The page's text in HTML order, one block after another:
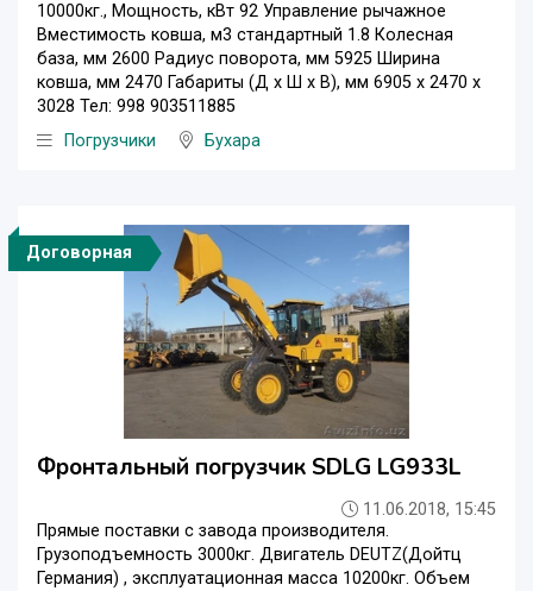
10000кг., Мощность, кВт 92 Управление рычажное
Вместимость ковша, м3 стандартный 1.8 Колесная
база, мм 2600 Радиус поворота, мм 5925 Ширина
ковша, мм 2470 Габариты (Д х Ш х В), мм 6905 х 2470 х
3028 Тел:‭ 998 903511885‬
Погрузчики
Бухара
Договорная
Фронтальный погрузчик SDLG LG933L
11.06.2018, 15:45
‭Прямые поставки с завода производителя.
Грузоподъемность 3000кг. Двигатель DEUTZ(Дойтц
Германия) , эксплуатационная масса 10200кг. Объем